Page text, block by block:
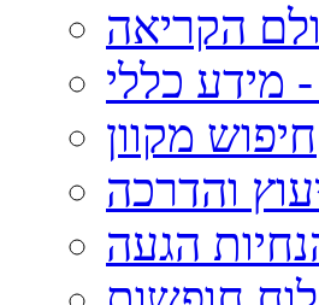
הקריאה
מידע כללי
חיפוש מקוון
והדרכה
הגעה